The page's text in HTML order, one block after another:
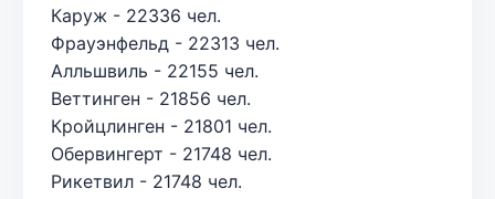
Каруж - 22336 чел.
Фрауэнфельд - 22313 чел.
Алльшвиль - 22155 чел.
Веттинген - 21856 чел.
Кройцлинген - 21801 чел.
Обервингерт - 21748 чел.
Рикетвил - 21748 чел.